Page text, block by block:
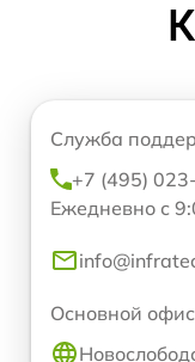
Служба
+7 (495)
Ежедневно с
Основной офис